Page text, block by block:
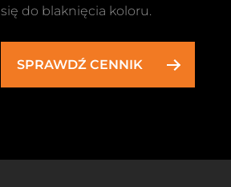
się do blaknięcia koloru.
SPRAWDŹ CENNIK